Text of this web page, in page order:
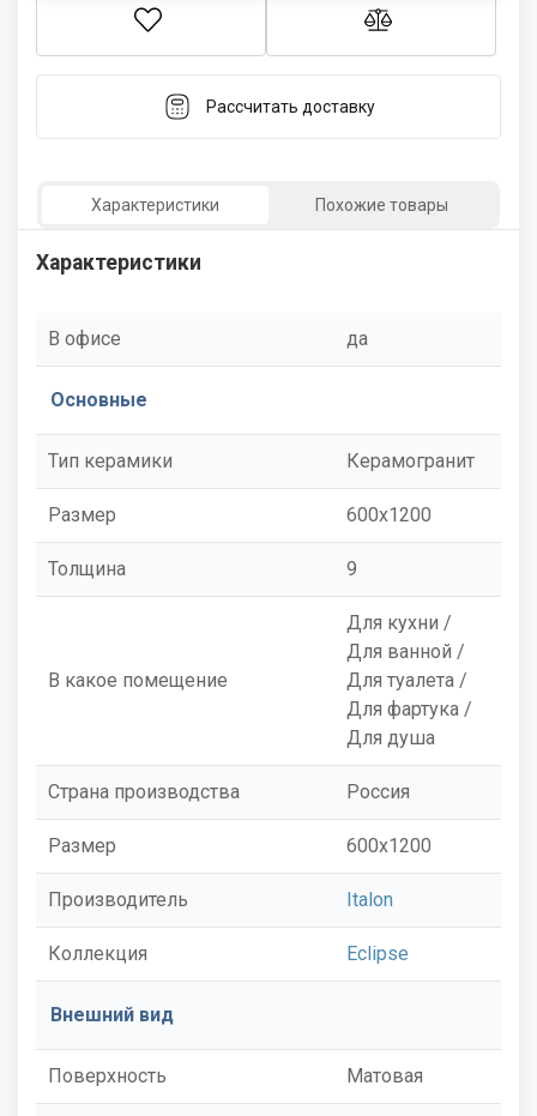
Рассчитать доставку
Характеристики Похожие товары
Характеристики
В офисе да
Основные
Тип керамики Керамогранит
Размер 600x1200
Толщина 9
В какое помещение
Для кухни /
Для ванной /
Для туалета /
Для фартука /
Для душа
Страна производства Россия
Размер 600x1200
Производитель Italon
Коллекция Eclipse
Внешний вид
Поверхность Матовая